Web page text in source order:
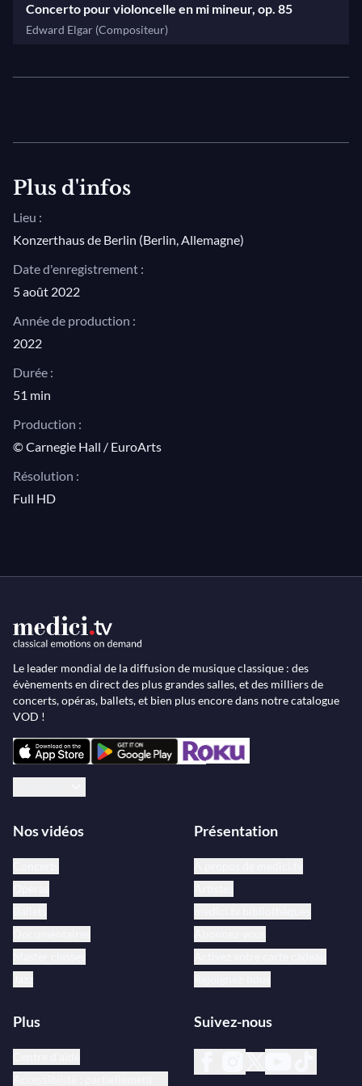
Concerto pour violoncelle en mi mineur, op. 85
Edward Elgar (Compositeur)
Plus d'infos
Lieu :
Konzerthaus de Berlin (Berlin, Allemagne)
Date d'enregistrement :
5 août 2022
Année de production :
2022
Durée :
51 min
Production :
© Carnegie Hall / EuroArts
Résolution :
Full HD
Le leader mondial de la diffusion de musique classique : des
évènements en direct des plus grandes salles, et des milliers de
concerts, opéras, ballets, et bien plus encore dans notre catalogue
VOD !
Nos vidéos Présentation
Plus Suivez-nous